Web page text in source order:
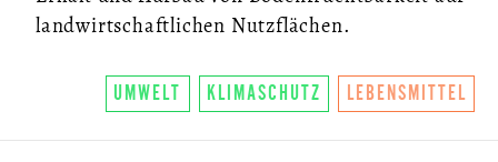
landwirtschaftlichen Nutzflächen.
UMWELT KLIMASCHUTZ LEBENSMITTEL